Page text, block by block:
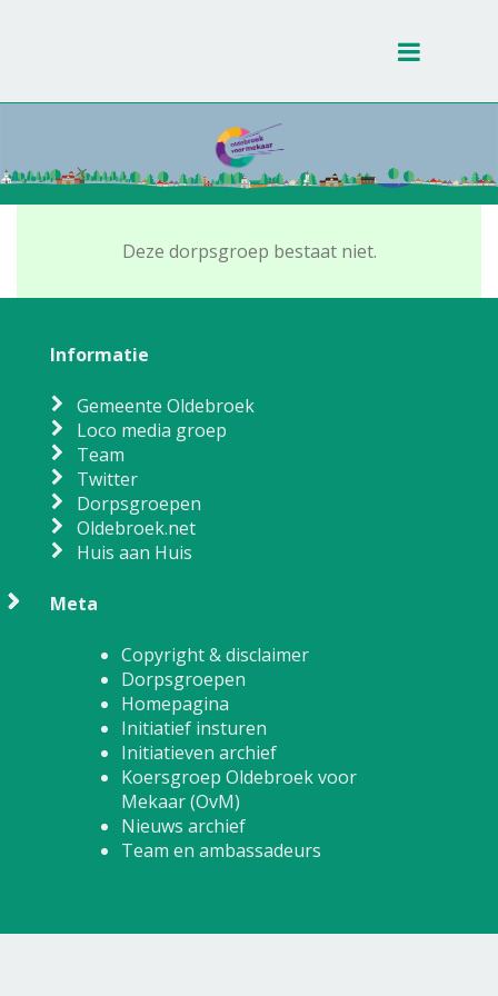
Toggle
Deze dorpsgroep bestaat niet.
Informatie
Gemeente Oldebroek
Loco media groep
Team
Twitter
Dorpsgroepen
Oldebroek.net
Huis aan Huis
Meta
Copyright & disclaimer
Dorpsgroepen
Homepagina
Initiatief insturen
Initiatieven archief
Koersgroep Oldebroek voor
Mekaar (OvM)
Nieuws archief
Team en ambassadeurs